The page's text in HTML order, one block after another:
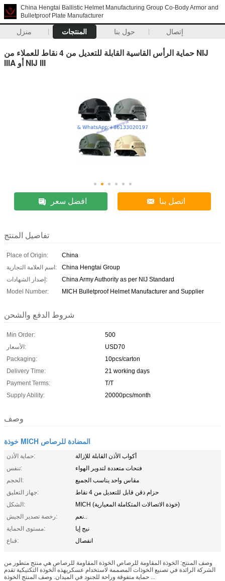
China Hengtai Ballistic Helmet Manufacturing Group Co-Body Armor and
Bulletproof Plate Manufacturer
منزل المنتجات حول بنا إتصال
حماية الرأس القاسية القابلة للتعديل من 4 نقاط للعملاء من NIJ
IIIA أو NIJ III
افضل سعر اتصل بنا
تفاصيل المنتج
Place of Origin:
China
اسم العلامة التجارية:
China Hengtai Group
إصدار الشهادات:
China Army Authority as per NIJ Standard
Model Number:
MICH Bulletproof Helmet Manufacturer and Supplier
شروط الدفع والشحن
Min Order:
500
الأسعار:
USD70
Packaging:
10pcs/carton
Delivery Time:
21 working days
Payment Terms:
T/T
Supply Ability:
20000pcs/month
وصف
خوذة MICH المضادة للرصاص
حماية الأذن:
أكواب الأذن القابلة للإزالة
تنفس:
فتحات متعددة لتدوير الهواء
الحجم:
مقاس واحد يناسب الجميع
جهاز التعليق:
حزام ذقن قابل للتعديل من 4 نقاط
الشكل:
MICH (خوذة الاتصالات المتكاملة المعيارية)
رخصة تصدير الجيش:
نعم..
مستوى الحماية:
نيج إيا
قناع:
انفصال
وصف المنتج: الخوذة المقاومة للرصاص الخوذة المقاومة للرصاص هي منتج متطور من
الشركة الرائدة في تصنيع الخوذات المصممة لاستخدام عسكريهذه الخوذة التكتيكية تقدم
حماية متفوقة وراحة للجنود في الميدان. وصف المنتج الخوذة ...